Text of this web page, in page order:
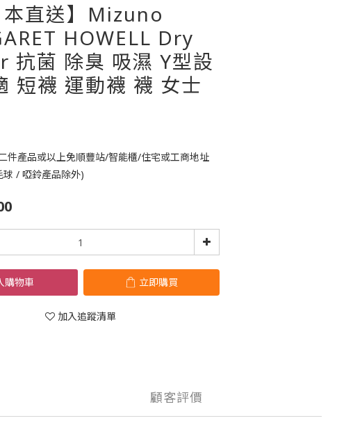
本直送】Mizuno
HOWELL Dry
抗菌 除臭 吸濕 Y型設
短襪 運動襪 襪 女士
件產品或以上免順豐站/智能櫃/住宅或工商地址
球 / 啞鈴產品除外)
購物車 立即購買
加入追蹤清單
顧客評價